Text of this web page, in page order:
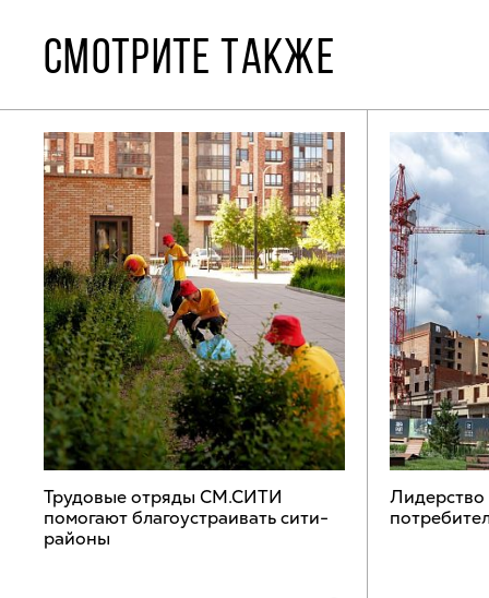
СМОТРИТЕ ТАКЖЕ
Трудовые отряды СМ.СИТИ
помогают благоустраивать сити-
районы